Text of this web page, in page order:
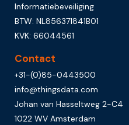
Informatiebeveiliging
BTW: NL856371841B01
KVK: 66044561
Contact
+31-(0)85-0443500
info@thingsdata.com
Johan van Hasseltweg 2-C4
1022 WV Amsterdam